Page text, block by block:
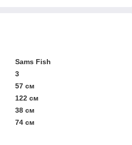
Sams Fish
3
57 см
122 см
38 см
74 см